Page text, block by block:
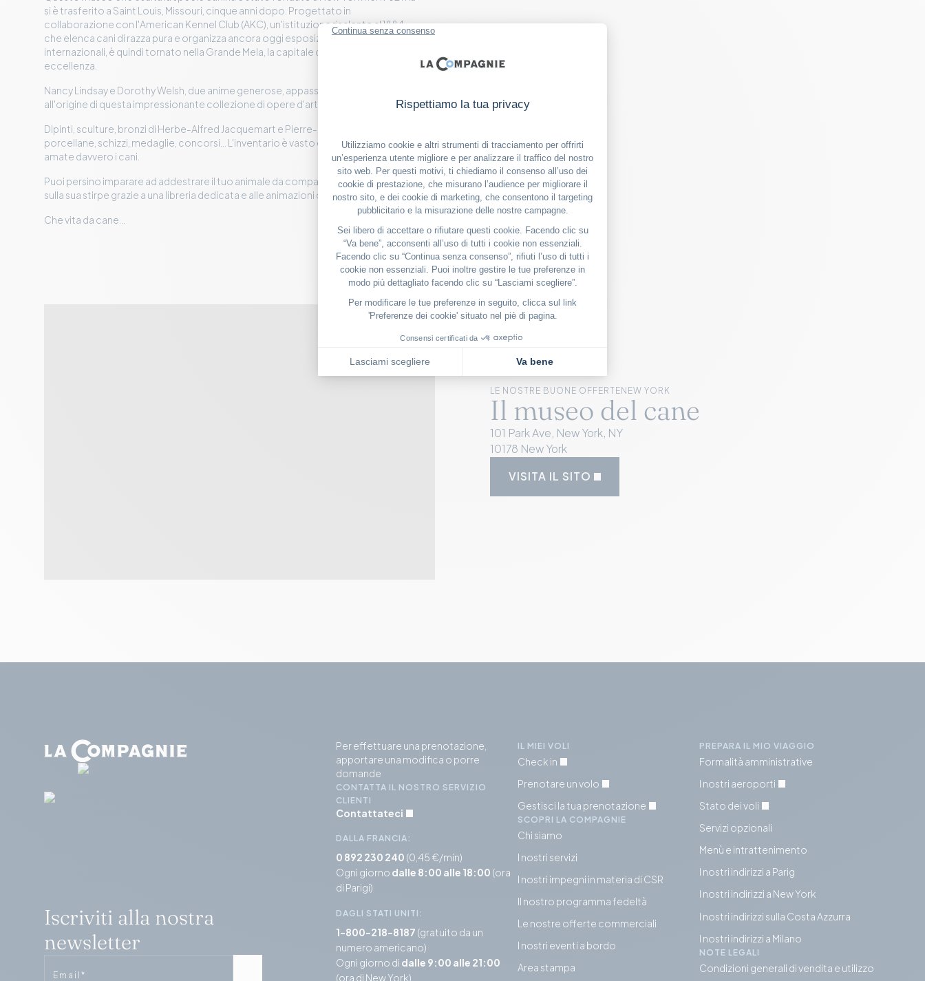
si è trasferito a Saint Louis, Missouri, cinque anni dopo. Progettato in
collaborazione con l'American Kennel Club (AKC), un'istituzione risalente al 1884
che elenca cani di razza pura e organizza ancora oggi esposizioni canine
internazionali, è quindi tornato nella Grande Mela, la capitale del cagnolino per
eccellenza.
Nancy Lindsay e Dorothy Welsh, due anime generose, appassionate di cani, sono
all'origine di questa impressionante collezione di opere d'arte.
Dipinti, sculture, bronzi di Herbe-Alfred Jacquemart e Pierre-Jules Mène,
porcellane, schizzi, medaglie, concorsi... L'inventario è vasto e merita una visita se
amate davvero i cani.
Puoi persino imparare ad addestrare il tuo animale da compagnia o sapere tutto
sulla sua stirpe grazie a una libreria dedicata e alle animazioni di realtà virtuale.
Che vita da cane...
LE NOSTRE BUONE OFFERTE NEW YORK
Il museo del cane
101 Park Ave, New York, NY
10178 New York
VISITA IL SITO
Iscriviti alla nostra
newsletter
Per effettuare una prenotazione,
apportare una modifica o porre
domande
CONTATTA IL NOSTRO SERVIZIO
CLIENTI
Contattateci
DALLA FRANCIA:
0 892 230 240 (0,45 €/min)
Ogni giorno dalle 8:00 alle 18:00 (ora
di Parigi)
DAGLI STATI UNITI:
1-800-218-8187 (gratuito da un
numero americano)
Ogni giorno di dalle 9:00 alle 21:00
(ora di New York)
IL MIEI VOLI
Check in
Prenotare un volo
Gestisci la tua prenotazione
SCOPRI LA COMPAGNIE
Chi siamo
I nostri servizi
I nostri impegni in materia di CSR
Il nostro programma fedeltà
Le nostre offerte commerciali
I nostri eventi a bordo
Area stampa
PREPARA IL MIO VIAGGIO
Formalità amministrative
I nostri aeroporti
Stato dei voli
Servizi opzionali
Menù e intrattenimento
I nostri indirizzi a Parig
I nostri indirizzi a New York
I nostri indirizzi sulla Costa Azzurra
I nostri indirizzi a Milano
NOTE LEGALI
Condizioni generali di vendita e utilizzo